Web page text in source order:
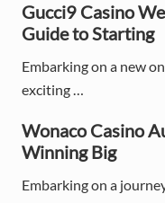
r
y
S
i
d
e
Gucci9 Casino
Guide to Starting
Embarking on a new
exciting …
Wonaco Casino
Winning Big
Embarking on a